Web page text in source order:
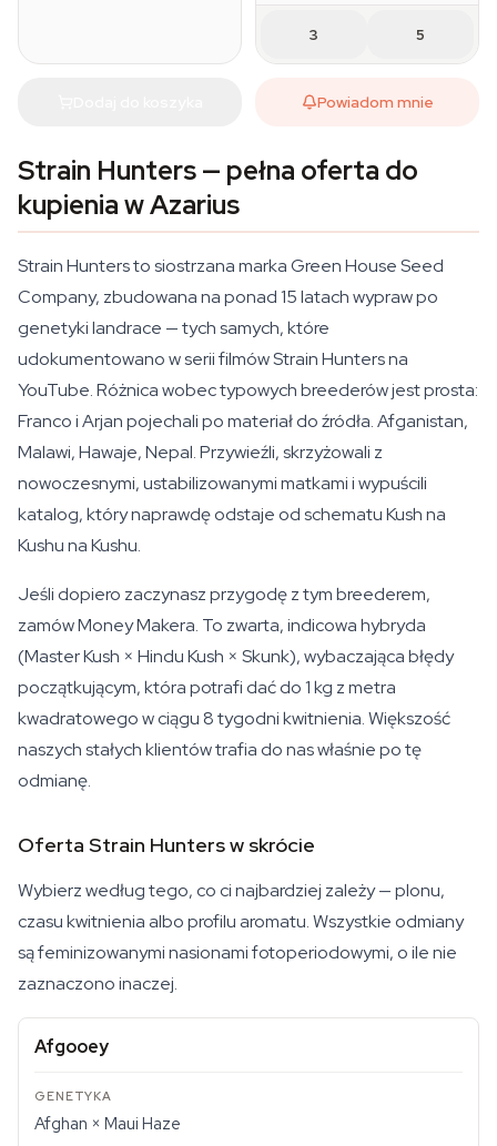
3 5
Powiadom mnie
Strain Hunters — pełna oferta do
kupienia w Azarius
Strain Hunters to siostrzana marka Green House Seed
Company, zbudowana na ponad 15 latach wypraw po
genetyki landrace — tych samych, które
udokumentowano w serii filmów Strain Hunters na
YouTube. Różnica wobec typowych breederów jest prosta:
Franco i Arjan pojechali po materiał do źródła. Afganistan,
Malawi, Hawaje, Nepal. Przywieźli, skrzyżowali z
nowoczesnymi, ustabilizowanymi matkami i wypuścili
katalog, który naprawdę odstaje od schematu Kush na
Kushu na Kushu.
Jeśli dopiero zaczynasz przygodę z tym breederem,
zamów Money Makera. To zwarta, indicowa hybryda
(Master Kush × Hindu Kush × Skunk), wybaczająca błędy
początkującym, która potrafi dać do 1 kg z metra
kwadratowego w ciągu 8 tygodni kwitnienia. Większość
naszych stałych klientów trafia do nas właśnie po tę
odmianę.
Oferta Strain Hunters w skrócie
Wybierz według tego, co ci najbardziej zależy — plonu,
czasu kwitnienia albo profilu aromatu. Wszystkie odmiany
są feminizowanymi nasionami fotoperiodowymi, o ile nie
zaznaczono inaczej.
Afgooey
Afghan × Maui Haze